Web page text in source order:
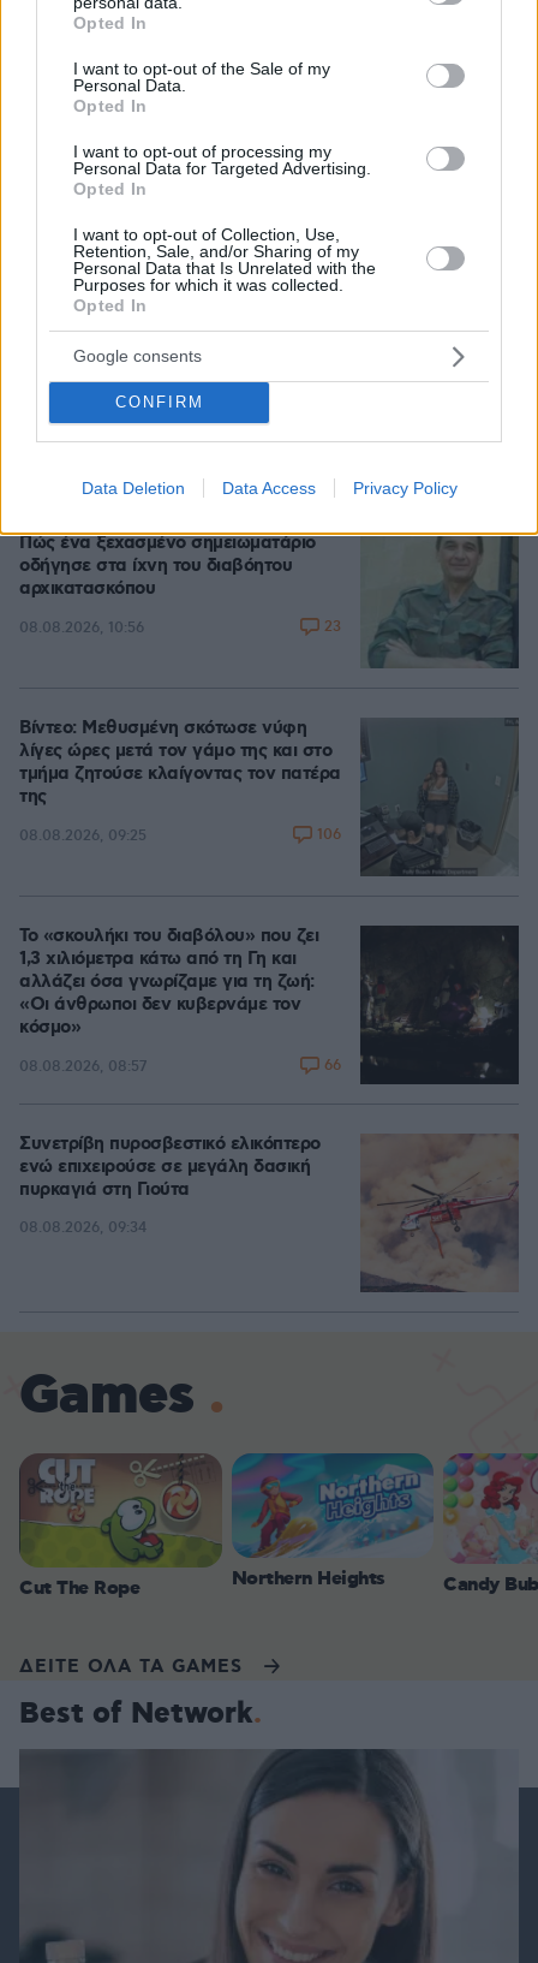
grant or deny consent to Google and its third-party tags to
use your data for below specified purposes in below Google
consent section.
Opted In
I want to opt-out of the Sale of my
Personal Data.
Opted In
I want to opt-out of processing my
Personal Data for Targeted Advertising.
Opted In
I want to opt-out of Collection, Use,
Retention, Sale, and/or Sharing of my
Personal Data that Is Unrelated with the
Purposes for which it was collected.
Opted In
Google consents
CONFIRM
Data Deletion Data Access Privacy Policy
26χρονου Αφγανού που σκότωσε τη Βρετανίδα
στην Κυψέλη
Σε 57χρονη γυναίκα ανήκει η σορός
θάνατος
πριν 23 λεπτά
Καρέ-καρέ η ανάλυση του τροχαίου
στις Σέρρες με νεκρούς μητέρα και
γιο: Τι λέει πραγματογνώμονας στο
protothema
08.08.2026, 08:36
Πώς ένα ξεχασμένο σημειωματάριο
οδήγησε στα ίχνη του διαβόητου
αρχικατασκόπου
08.08.2026, 10:56 23
Βίντεο: Μεθυσμένη σκότωσε νύφη
λίγες ώρες μετά τον γάμο της και στο
τμήμα ζητούσε κλαίγοντας τον πατέρα
της
08.08.2026, 09:25 106
Το «σκουλήκι του διαβόλου» που ζει
1,3 χιλιόμετρα κάτω από τη Γη και
αλλάζει όσα γνωρίζαμε για τη ζωή:
«Οι άνθρωποι δεν κυβερνάμε τον
κόσμο»
08.08.2026, 08:57 66
Συνετρίβη πυροσβεστικό ελικόπτερο
ενώ επιχειρούσε σε μεγάλη δασική
πυρκαγιά στη Γιούτα
08.08.2026, 09:34
Games
Cut The Rope Northern Heights Candy
ΔΕΙΤΕ ΟΛΑ ΤΑ GAMES
Best of Network